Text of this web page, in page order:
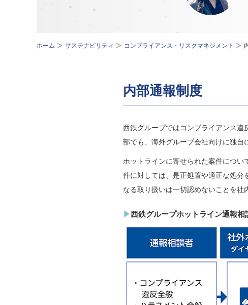
ホーム サステナビリティ コンプライアンス・リスクマネジメント
内部通報制度
西鉄グループではコンプライアンス
部でも、海外グループ会社向けに独自
ホットラインに寄せられた案件につ
件に対しては、是正処置や適正な処
なる取り扱いは一切認めないことを社
西鉄グループホットライン通報